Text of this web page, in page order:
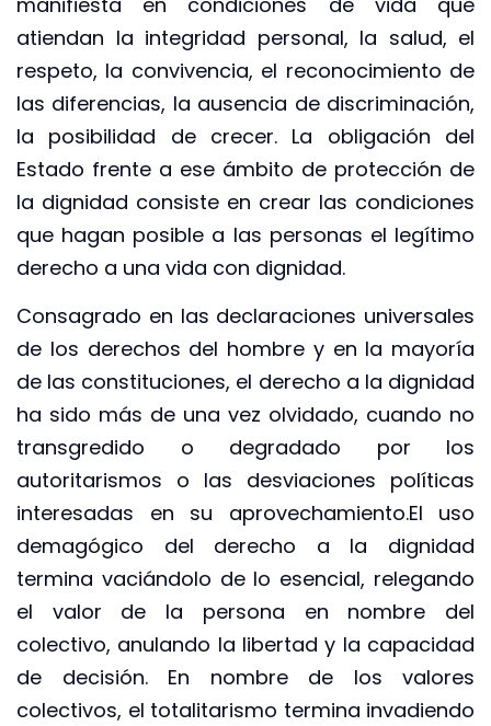
atiendan la integridad personal, la salud, el
respeto, la convivencia, el reconocimiento de
las diferencias, la ausencia de discriminación,
la posibilidad de crecer. La obligación del
Estado frente a ese ámbito de protección de
la dignidad consiste en crear las condiciones
que hagan posible a las personas el legítimo
derecho a una vida con dignidad.
Consagrado en las declaraciones universales
de los derechos del hombre y en la mayoría
de las constituciones, el derecho a la dignidad
ha sido más de una vez olvidado, cuando no
transgredido o degradado por los
autoritarismos o las desviaciones políticas
interesadas en su aprovechamiento.El uso
demagógico del derecho a la dignidad
termina vaciándolo de lo esencial, relegando
el valor de la persona en nombre del
colectivo, anulando la libertad y la capacidad
de decisión. En nombre de los valores
colectivos, el totalitarismo termina invadiendo